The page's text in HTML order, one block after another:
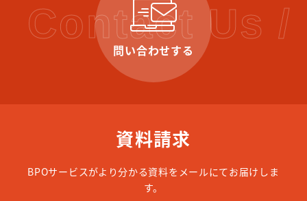
Contact Us
問い合わせする
資料請求
BPOサービスがより分かる資料をメールにてお届けしま
す。